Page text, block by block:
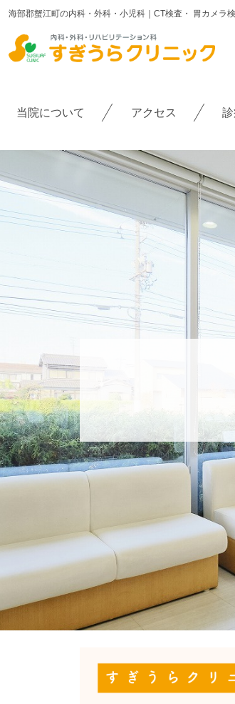
海部郡蟹江町の内科・外科・小児科｜CT検査・ 胃カメラ
当院について アクセス
TOP
すぎうらクリニックにつ
診療・検査機器紹介
交通アクセス
診療内容＋
症状＋
よくあるご質問
お知らせ